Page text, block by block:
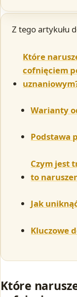
Z tego artykułu
Które
cofnięciem
Warianty
Podstawa
Czym jest
to
Jak
Kluczowe
Które